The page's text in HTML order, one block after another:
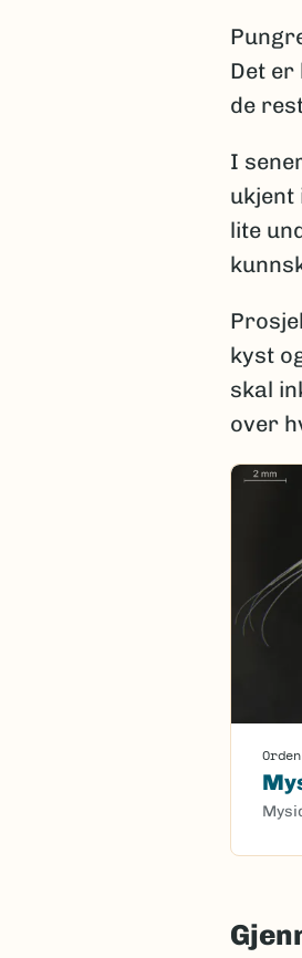
Det
de
I
ukjent
lite
kyst
skal
over
Orden